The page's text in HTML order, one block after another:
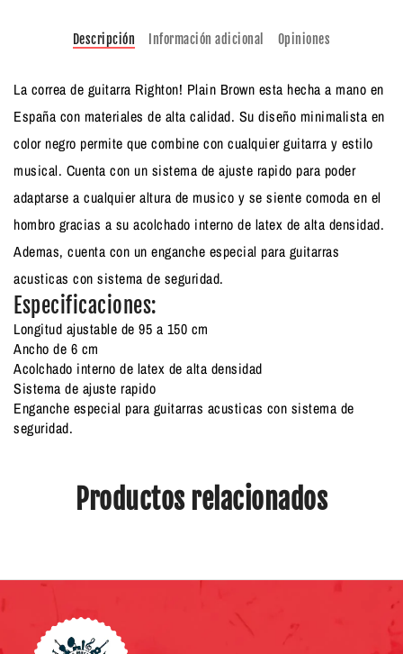
Descripción Información adicional Opiniones
La correa de guitarra Righton! Plain Brown esta hecha a mano en
España con materiales de alta calidad. Su diseño minimalista en
color negro permite que combine con cualquier guitarra y estilo
musical. Cuenta con un sistema de ajuste rapido para poder
adaptarse a cualquier altura de musico y se siente comoda en el
hombro gracias a su acolchado interno de latex de alta densidad.
Ademas, cuenta con un enganche especial para guitarras
acusticas con sistema de seguridad.
Especificaciones:
Longitud ajustable de 95 a 150 cm
Ancho de 6 cm
Acolchado interno de latex de alta densidad
Sistema de ajuste rapido
Enganche especial para guitarras acusticas con sistema de
seguridad.
Productos relacionados